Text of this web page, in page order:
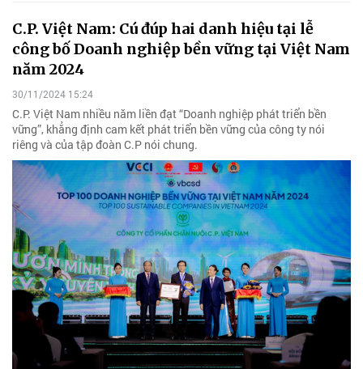
C.P. Việt Nam: Cú đúp hai danh hiệu tại lễ
công bố Doanh nghiệp bền vững tại Việt Nam
năm 2024
30/11/2024 15:24
C.P. Việt Nam nhiều năm liền đạt “Doanh nghiệp phát triển bền
vững”, khẳng định cam kết phát triển bền vững của công ty nói
riêng và của tập đoàn C.P nói chung.